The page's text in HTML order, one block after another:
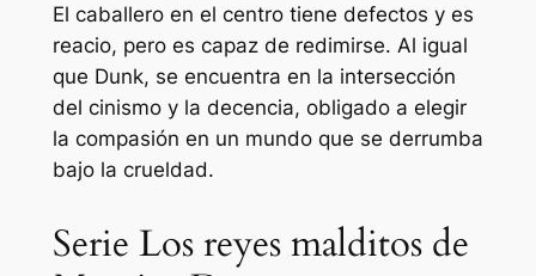
El caballero en el centro tiene defectos y es
reacio, pero es capaz de redimirse. Al igual
que Dunk, se encuentra en la intersección
del cinismo y la decencia, obligado a elegir
la compasión en un mundo que se derrumba
bajo la crueldad.
Serie Los reyes malditos de